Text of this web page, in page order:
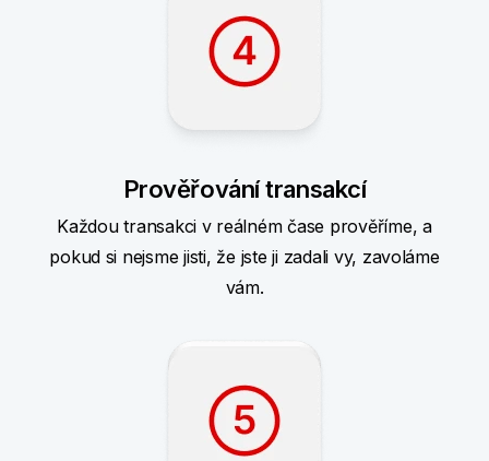
Prověřování transakcí
Každou transakci v reálném čase prověříme, a
pokud si nejsme jisti, že jste ji zadali vy, zavoláme
vám.